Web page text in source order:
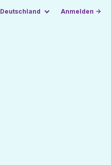
Deutschland Anmelden →